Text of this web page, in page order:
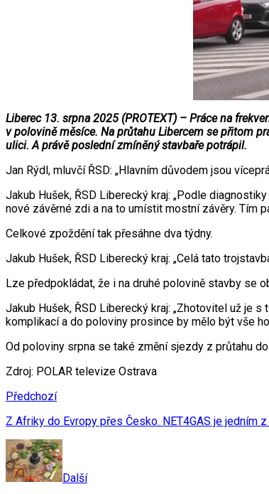
Liberec 13. srpna 2025 (PROTEXT) – Práce na
v polovině měsíce. Na průtahu Libercem se přitom
ulici. A právě poslední zmíněný stavbaře potrápil.
Jan Rýdl, mluvčí ŘSD: „Hlavním důvodem jsou
Jakub Hušek, ŘSD Liberecký kraj: „Podle
nové závěrné zdi a na to umístit mostní závěry. Tím
Celkové zpoždění tak přesáhne dva týdny.
Jakub Hušek, ŘSD Liberecký kraj: „Celá tato
Lze předpokládat, že i na druhé polovině stavby se
Jakub Hušek, ŘSD Liberecký kraj: „Zhotovitel už je
komplikací a do poloviny prosince by mělo být vše
Od poloviny srpna se také změní sjezdy z průtahu
Zdroj: POLAR televize Ostrava
Předchozí
Z Afriky do Evropy přes Česko. NET4GAS je
Další